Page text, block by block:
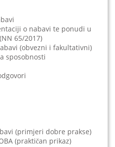
o nabavi te ponudi u
65/2017)
(obvezni i fakultativni)
sposobnosti
(primjeri dobre prakse)
(praktičan prikaz)